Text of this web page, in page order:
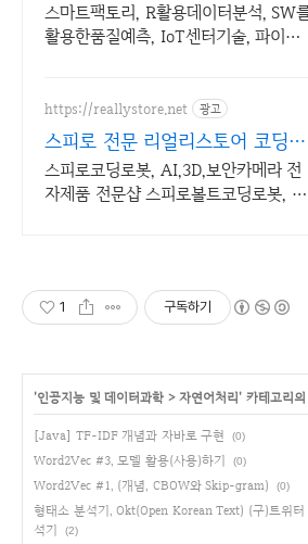
스마트팩토리, R활용데이터분석, SW
활용한품질예측, IoT센터기술, 파이썬
https://reallystore.net 광고
스피로 전문 리얼리스토어 코딩교
육을 쉽고 재밌게
스피로코딩로봇, AI,3D,보안카메라 전
자제품 전문샵 스피로볼트코딩로봇, 스
1 구독하기
'인공지능 및 데이터과학 >자연어처리' 카테고리
[Java] TF-IDF 개념과 자바로 구현 (0)
Word2Vec #3, 모델 활용(사용)하기 (0)
Word2Vec #1, (개념, CBOW와 Skip-gram) (0)
형태소 분석기, Okt(Open Korean Text) (구)트위터
석기
(2)